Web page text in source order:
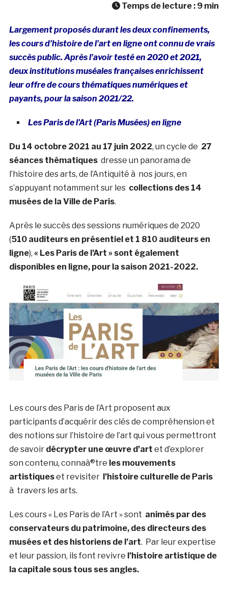
Temps de lecture : 9 min
Largement proposés durant les deux confinements,
les cours d’histoire de l’art en ligne ont connu de vrais
succès public. Après l’avoir testé en 2020 et 2021,
deux institutions muséales françaises enrichissent
leur offre de cours thématiques numériques et
payants, pour la saison 2021/22.
Les Paris de l’Art (Paris Musées) en ligne
Du 14 octobre 2021 au 17 juin 2022, un cycle de 27
séances thématiquesdresse un panorama de
l’histoire des arts, de l’Antiquité à nos jours, en
s’appuyant notamment sur les collections des 14
musées de la Ville de Paris.
Après le succès des sessions numériques de 2020
(510 auditeurs en présentiel et 1 810 auditeurs en
ligne), « Les Paris de l’Art » sont également
disponibles en ligne, pour la saison 2021-2022.
Les cours des Paris de l’Art proposent aux
participants d’acquérir des clés de compréhension et
des notions sur l’histoire de l’art qui vous permettront
de savoir décrypter une œuvre d’art et d’explorer
son contenu, connaà®tre les mouvements
artistiqueset revisiterl’histoire culturelle de Paris
à travers les arts.
Les cours « Les Paris de l’Art » sont animés par des
conservateurs du patrimoine, des directeurs des
musées et des historiens de l’art. Par leur expertise
et leur passion, ils font revivre l’histoire artistique de
la capitale sous tous ses angles.